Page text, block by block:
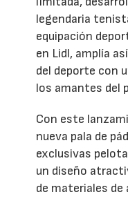
legendaria
equipación
en Lidl, amplía
del deporte con
los amantes del
Con este
nueva pala de
exclusivas
un diseño
de materiales